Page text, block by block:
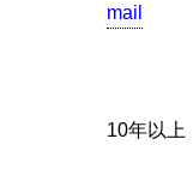
mail
10年以上